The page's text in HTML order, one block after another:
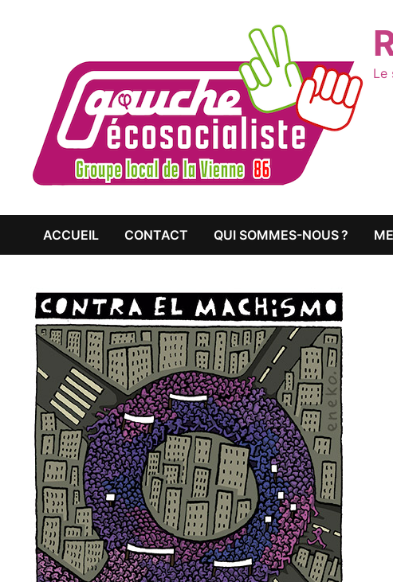
Le
ACCUEIL CONTACT QUI SOMMES-NOUS ?